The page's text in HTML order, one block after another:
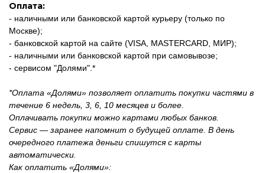
Оплата:
- наличными или банковской картой курьеру (только по
Москве);
- банковской картой на сайте (VISA, MASTERCARD, МИР);
- наличными или банковской картой при самовывозе;
- сервисом "Долями".*
*Оплата «Долями» позволяет оплатить покупки частями в
течение 6 недель, 3, 6, 10 месяцев и более.
Оплачивать покупки можно картами любых банков.
Сервис — заранее напомнит о будущей оплате. В день
очередного платежа деньги спишутся с карты
автоматически.
Как оплатить «Долями»: